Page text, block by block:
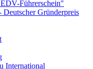
Führerschein"
Gründerpreis
International